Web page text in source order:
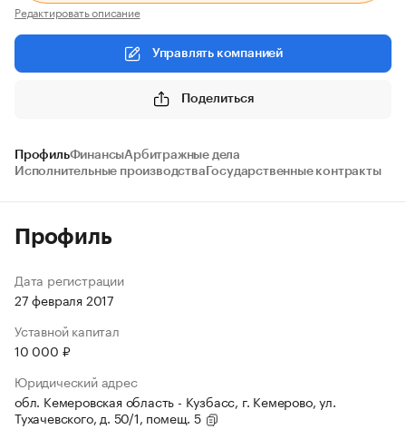
Редактировать описание
Управлять компанией
Поделиться
ПрофильФинансыАрбитражные дела
Исполнительные производства Государственные контракты
Профиль
Дата регистрации
27 февраля 2017
Уставной капитал
10 000 ₽
Юридический адрес
обл. Кемеровская область - Кузбасс, г. Кемерово, ул.
Тухачевского, д. 50/1, помещ. 5